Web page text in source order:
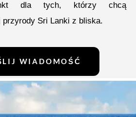
dla tych, którzy chcą
Sri Lanki z bliska.
WIADOMOŚĆ